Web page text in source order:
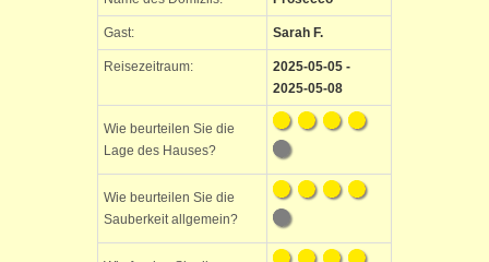
Gast: Sarah F.
Reisezeitraum:
2025-05-05 -
2025-05-08
Wie beurteilen Sie die
Lage des Hauses?
Wie beurteilen Sie die
Sauberkeit allgemein?